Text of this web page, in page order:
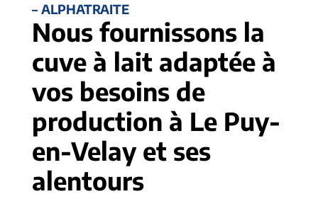
– ALPHATRAITE
Nous fournissons la
cuve à lait adaptée à
vos besoins de
production à Le Puy-
en-Velay et ses
alentours